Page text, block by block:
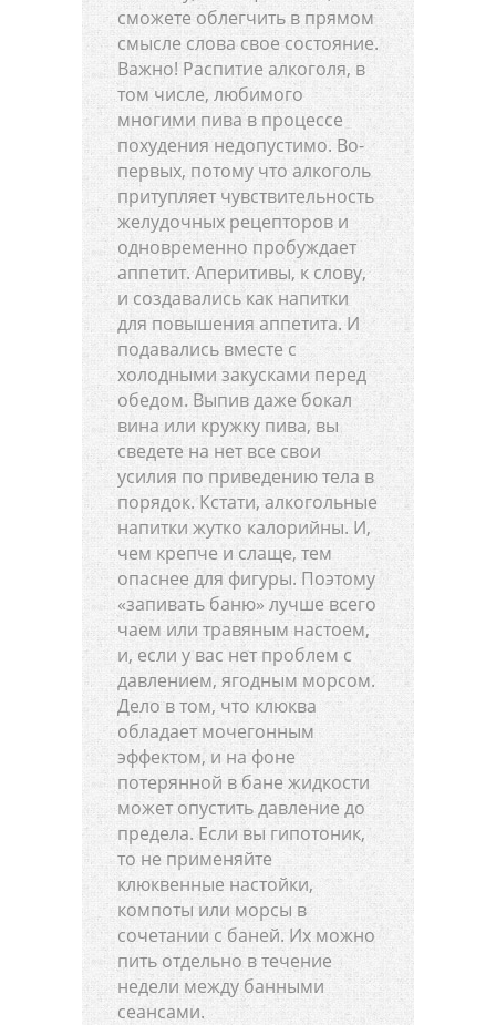
сможете облегчить в прямом
смысле слова свое состояние.
Важно! Распитие алкоголя, в
том числе, любимого
многими пива в процессе
похудения недопустимо. Во-
первых, потому что алкоголь
притупляет чувствительность
желудочных рецепторов и
одновременно пробуждает
аппетит. Аперитивы, к слову,
и создавались как напитки
для повышения аппетита. И
подавались вместе с
холодными закусками перед
обедом. Выпив даже бокал
вина или кружку пива, вы
сведете на нет все свои
усилия по приведению тела в
порядок. Кстати, алкогольные
напитки жутко калорийны. И,
чем крепче и слаще, тем
опаснее для фигуры. Поэтому
«запивать баню» лучше всего
чаем или травяным настоем,
и, если у вас нет проблем с
давлением, ягодным морсом.
Дело в том, что клюква
обладает мочегонным
эффектом, и на фоне
потерянной в бане жидкости
может опустить давление до
предела. Если вы гипотоник,
то не применяйте
клюквенные настойки,
компоты или морсы в
сочетании с баней. Их можно
пить отдельно в течение
недели между банными
сеансами.